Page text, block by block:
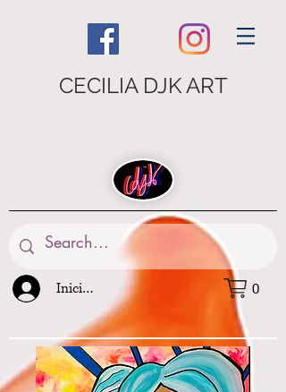
CECILIA DJK ART
Iniciar sesión 0